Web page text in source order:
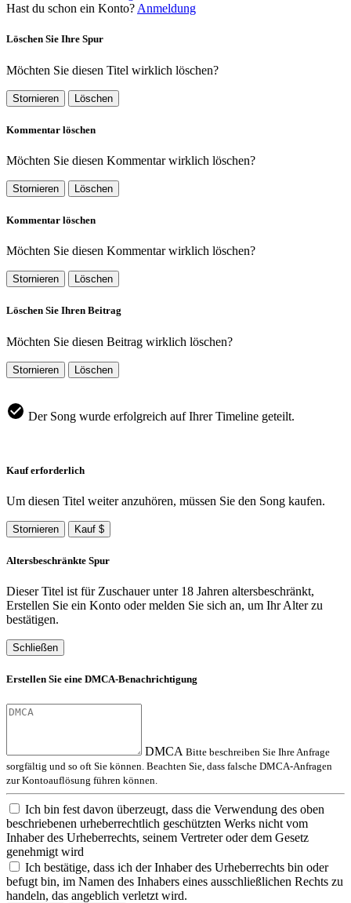
Hast du schon ein Konto? Anmeldung
Löschen Sie Ihre Spur
Möchten Sie diesen Titel wirklich löschen?
Stornieren Löschen
Kommentar löschen
Möchten Sie diesen Kommentar wirklich löschen?
Stornieren Löschen
Kommentar löschen
Möchten Sie diesen Kommentar wirklich löschen?
Stornieren Löschen
Löschen Sie Ihren Beitrag
Möchten Sie diesen Beitrag wirklich löschen?
Stornieren Löschen
Der Song wurde erfolgreich auf Ihrer Timeline geteilt.
Kauf erforderlich
Um diesen Titel weiter anzuhören, müssen Sie den Song kaufen.
Stornieren Kauf $
Altersbeschränkte Spur
Dieser Titel ist für Zuschauer unter 18 Jahren altersbeschränkt,
Erstellen Sie ein Konto oder melden Sie sich an, um Ihr Alter zu
bestätigen.
Schließen
Erstellen Sie eine DMCA-Benachrichtigung
DMCA Bitte beschreiben Sie Ihre Anfrage
sorgfältig und so oft Sie können. Beachten Sie, dass falsche DMCA-Anfragen
zur Kontoauflösung führen können.
Ich bin fest davon überzeugt, dass die Verwendung des oben
beschriebenen urheberrechtlich geschützten Werks nicht vom
Inhaber des Urheberrechts, seinem Vertreter oder dem Gesetz
genehmigt wird
Ich bestätige, dass ich der Inhaber des Urheberrechts bin oder
befugt bin, im Namen des Inhabers eines ausschließlichen Rechts zu
handeln, das angeblich verletzt wird.